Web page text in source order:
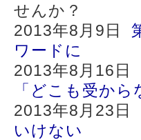
せんか？
2013年8月9日
ワードに
2013年8月16日
「どこも受から
2013年8月23日
いけない